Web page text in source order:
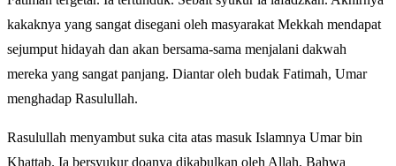
kakaknya yang sangat disegani oleh masyarakat Mekkah mendapat
sejumput hidayah dan akan bersama-sama menjalani dakwah
mereka yang sangat panjang. Diantar oleh budak Fatimah, Umar
menghadap Rasulullah.
Rasulullah menyambut suka cita atas masuk Islamnya Umar bin
Khattab. Ia bersyukur doanya dikabulkan oleh Allah. Bahwa